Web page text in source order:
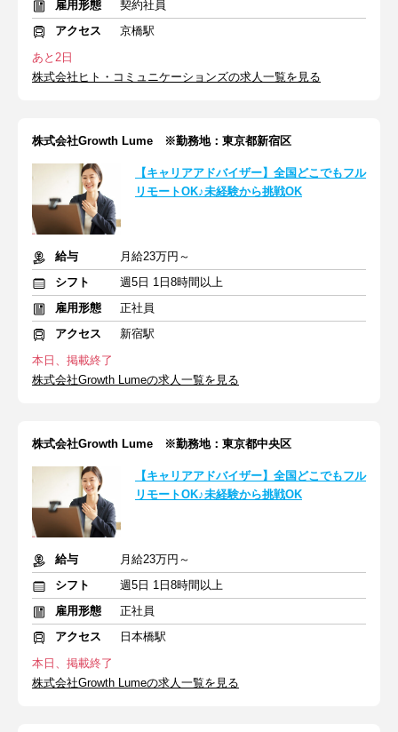
雇用形態
契約社員
アクセス
京橋駅
あと2日
株式会社ヒト・コミュニケーションズの求人一覧を見る
株式会社Growth Lume ※勤務地：東京都新宿区
【キャリアアドバイザー】全国どこでもフル
リモートOK♪未経験から挑戦OK
給与
月給23万円～
シフト
週5日 1日8時間以上
雇用形態
正社員
アクセス
新宿駅
本日、掲載終了
株式会社Growth Lumeの求人一覧を見る
株式会社Growth Lume ※勤務地：東京都中央区
【キャリアアドバイザー】全国どこでもフル
リモートOK♪未経験から挑戦OK
給与
月給23万円～
シフト
週5日 1日8時間以上
雇用形態
正社員
アクセス
日本橋駅
本日、掲載終了
株式会社Growth Lumeの求人一覧を見る